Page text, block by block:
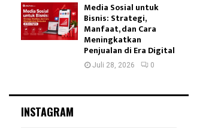
Media Sosial untuk
Bisnis: Strategi,
Manfaat, dan Cara
Meningkatkan
Penjualan di Era Digital
Juli 28, 2026 0
INSTAGRAM